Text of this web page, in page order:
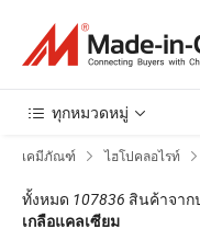
ทุกหมวดหมู่
เคมีภัณฑ์ ไฮโปคลอไรท์
ทั้งหมด 107836 สินค้าจา
เกลือแคลเซียม